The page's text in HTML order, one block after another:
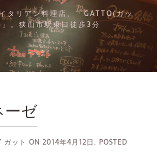
タリアン料理店、「GATTO(ガッ
」。狭山市駅東口徒歩3分
ーゼ
ガット ON 2014年4月12日. POSTED